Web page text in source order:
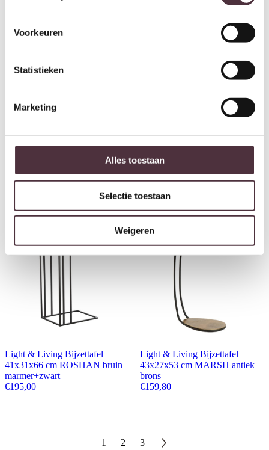
Voorkeuren
Statistieken
Marketing
Alles toestaan
Selectie toestaan
Weigeren
Light & Living Bijzettafel
45x42x63 cm QIANO mango
129,80
Light & Living Bijzettafel
45x42x63 cm QIANO mango
€129,80
Light & Living Bijzettafel
41x31x66 cm ROSHAN bruin
marmer+zwart
€195,00
Light & Living Bijzettafel
43x27x53 cm MARSH antiek
brons
€159,80
1 2 3